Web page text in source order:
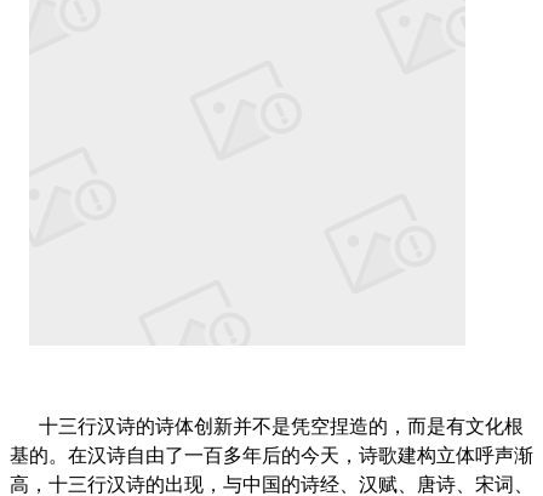
十三行汉诗的诗体创新并不是凭空捏造的，而是有文化根
基的。在汉诗自由了一百多年后的今天，诗歌建构立体呼声渐
高，十三行汉诗的出现，与中国的诗经、汉赋、唐诗、宋词、